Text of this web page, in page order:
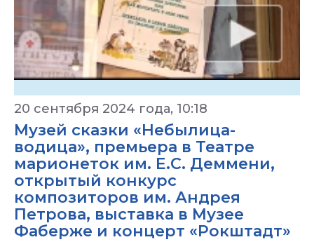
20 сентября 2024 года, 10:18
Музей сказки «Небылица-
водица», премьера в Театре
марионеток им. Е.С. Деммени,
открытый конкурс
композиторов им. Андрея
Петрова, выставка в Музее
Фаберже и концерт «Рокштадт»